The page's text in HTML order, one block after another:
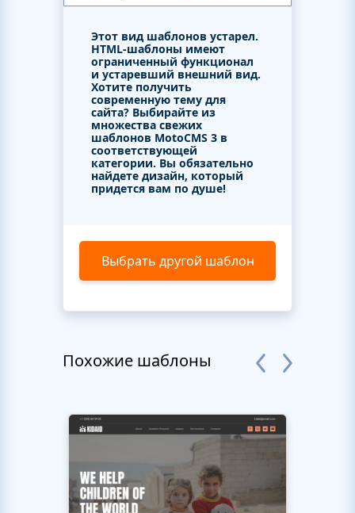
Этот вид шаблонов устарел.
HTML-шаблоны имеют
ограниченный функционал
и устаревший внешний вид.
Хотите получить
современную тему для
сайта? Выбирайте из
множества свежих
шаблонов MotoCMS 3 в
соответствующей
категории. Вы обязательно
найдете дизайн, который
придется вам по душе!
Выбрать другой шаблон
Похожие шаблоны